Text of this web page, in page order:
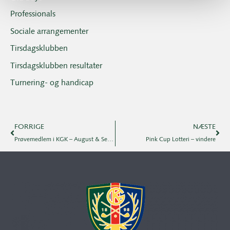
Professionals
Sociale arrangementer
Tirsdagsklubben
Tirsdagsklubben resultater
Turnering- og handicap
FORRIGE
Prøvemedlem i KGK – August & September 2019
NÆSTE
Pink Cup Lotteri – vindere